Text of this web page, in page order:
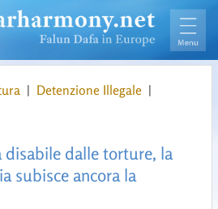
| Detenzione Illegale |
disabile dalle torture, la
subisce ancora la